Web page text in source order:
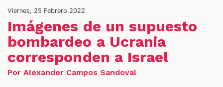
Viernes, 25 Febrero 2022
Imágenes de un supuesto
bombardeo a Ucrania
corresponden a Israel
Por Alexander Campos Sandoval